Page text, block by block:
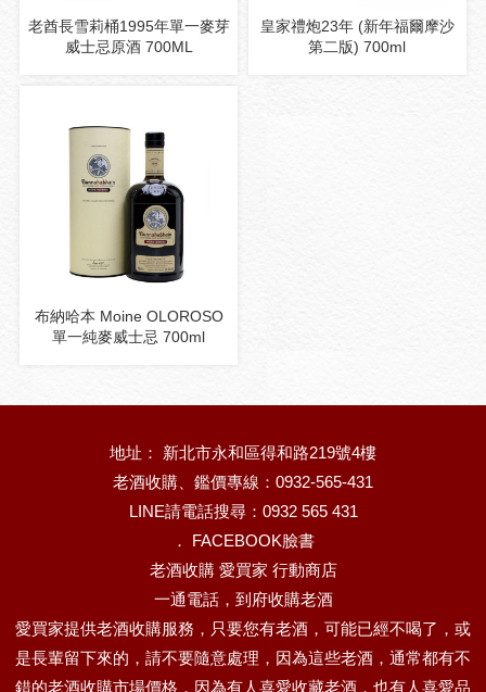
老酋長雪莉桶1995年單一麥芽
威士忌原酒 700ML
皇家禮炮23年 (新年福爾摩沙
第二版) 700ml
布納哈本 Moine OLOROSO
單一純麥威士忌 700ml
地址： 新北市永和區得和路219號4樓
老酒收購、鑑價專線：0932-565-431
LINE請電話搜尋：0932 565 431
． FACEBOOK臉書
老酒收購 愛買家 行動商店
一通電話，到府收購老酒
愛買家提供老酒收購服務，只要您有老酒，可能已經不喝了，或
是長輩留下來的，請不要隨意處理，因為這些老酒，通常都有不
錯的老酒收購市場價格，因為有人喜愛收藏老酒，也有人喜愛品